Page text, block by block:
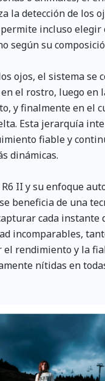
la detección de los
incluso elegir
según su
ojos, el sistema se
el rostro, luego en
y finalmente en el
Esta jerarquía
fiable y
dinámicas.
R6 II y su enfoque
beneficia de una
cada instante
incomparables,
el rendimiento y la
nítidas en